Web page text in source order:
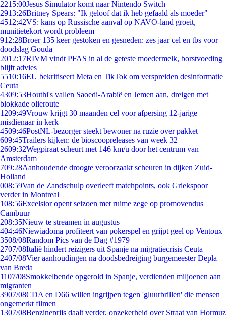
2215:00Jesus Simulator komt naar Nintendo Switch
2913:26Britney Spears: "Ik geloof dat ik heb gefaald als moeder"
4512:42VS: kans op Russische aanval op NAVO-land groeit,
munitietekort wordt probleem
912:28Broer 135 keer gestoken en gesneden: zes jaar cel en tbs voor
doodslag Gouda
2012:17RIVM vindt PFAS in al de geteste moedermelk, borstvoeding
blijft advies
5510:16EU bekritiseert Meta en TikTok om verspreiden desinformatie
Ceuta
4309:53Houthi's vallen Saoedi-Arabië en Jemen aan, dreigen met
blokkade olieroute
1209:49Vrouw krijgt 30 maanden cel voor afpersing 12-jarige
misdienaar in kerk
4509:46PostNL-bezorger steekt bewoner na ruzie over pakket
609:45Trailers kijken: de bioscoopreleases van week 32
2609:32Wegpiraat scheurt met 146 km/u door het centrum van
Amsterdam
709:28Aanhoudende droogte veroorzaakt scheuren in dijken Zuid-
Holland
008:59Van de Zandschulp overleeft matchpoints, ook Griekspoor
verder in Montreal
108:56Excelsior opent seizoen met ruime zege op promovendus
Cambuur
208:35Nieuw te streamen in augustus
404:46Niewiadoma profiteert van pokerspel en grijpt geel op Ventoux
3508/08Random Pics van de Dag #1979
2707/08Italië hindert reizigers uit Spanje na migratiecrisis Ceuta
2407/08Vier aanhoudingen na doodsbedreiging burgemeester Depla
van Breda
1107/08Smokkelbende opgerold in Spanje, verdienden miljoenen aan
migranten
3907/08CDA en D66 willen ingrijpen tegen 'gluurbrillen' die mensen
ongemerkt filmen
1307/08Benzineprijs daalt verder, onzekerheid over Straat van Hormuz